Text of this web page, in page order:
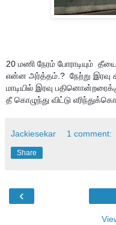
20 மணி நேரம் போராடியும்
என்ன அர்த்தம்.?  நேற்று இரவு
மாடியில் இரவு
Jackiesekar 1 comment:
Share
‹